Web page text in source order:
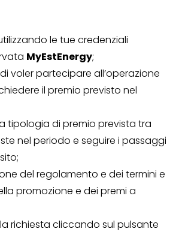
le tue credenziali
MyEstEnergy;
voler partecipare all’operazione
il premio previsto nel
tipologia di premio prevista tra
nel periodo e seguire i passaggi
del regolamento e dei termini e
promozione e dei premi a
richiesta cliccando sul pulsante